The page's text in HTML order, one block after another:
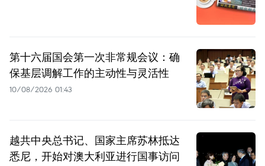
第十六届国会第一次非常规会议：确
保基层调解工作的主动性与灵活性
10/08/2026 01:43
越共中央总书记、国家主席苏林抵达
悉尼，开始对澳大利亚进行国事访问